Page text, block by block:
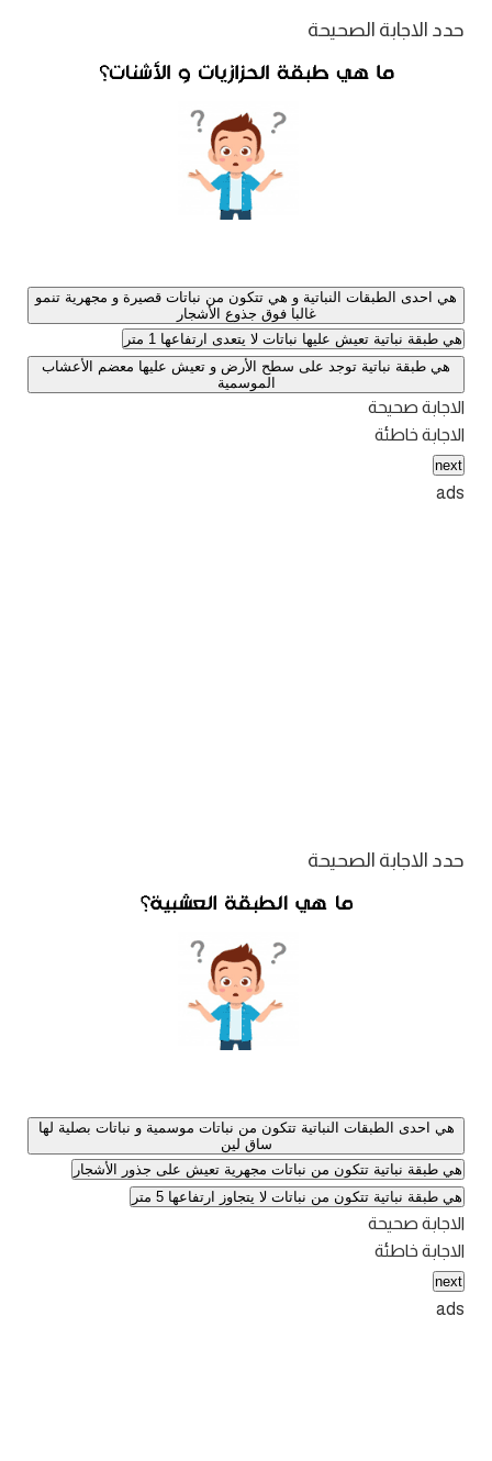
حدد الاجابة الصحيحة
هي احدى الطبقات النباتية و هي تتكون من نباتات قصيرة و مجهرية تنمو
غالبا فوق جذوع الأشجار
هي طبقة نباتية تعيش عليها نباتات لا يتعدى ارتفاعها 1 متر
هي طبقة نباتية توجد على سطح الأرض و تعيش عليها معضم الأعشاب
الموسمية
الاجابة صحيحة
الاجابة خاطئة
next
ads
حدد الاجابة الصحيحة
هي احدى الطبقات النباتية تتكون من نباتات موسمية و نباتات بصلية لها
ساق لين
هي طبقة نباتية تتكون من نباتات مجهرية تعيش على جذور الأشجار
هي طبقة نباتية تتكون من نباتات لا يتجاوز ارتفاعها 5 متر
الاجابة صحيحة
الاجابة خاطئة
next
ads